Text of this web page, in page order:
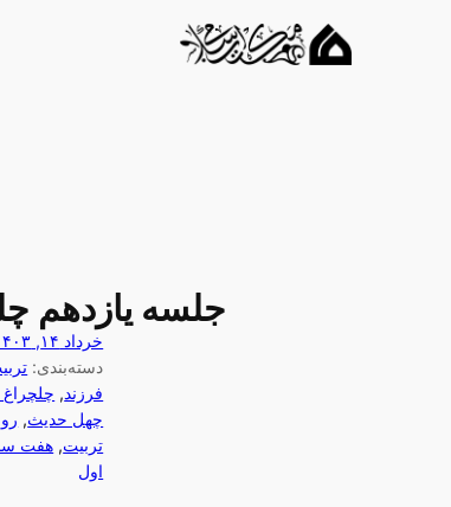
جلسه یازدهم
خرداد ۱۴, ۱۴۰۳
دسته‌بندی:
فرزند,
چهل حدیث,
تربیت, هفت
اول